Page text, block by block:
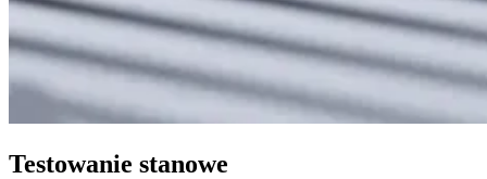
Testowanie stanowe